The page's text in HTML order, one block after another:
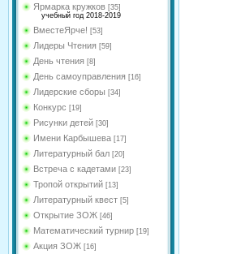
Ярмарка кружков [35]
учебный год 2018-2019
ВместеЯрче! [53]
Лидеры Чтения [59]
День чтения [8]
День самоуправления [16]
Лидерские сборы [34]
Конкурс [19]
Рисунки детей [30]
Имени Карбышева [17]
Литературный бал [20]
Встреча с кадетами [23]
Тропой открытий [13]
Литературный квест [5]
Открытие ЗОЖ [46]
Математический турнир [19]
Акция ЗОЖ [16]